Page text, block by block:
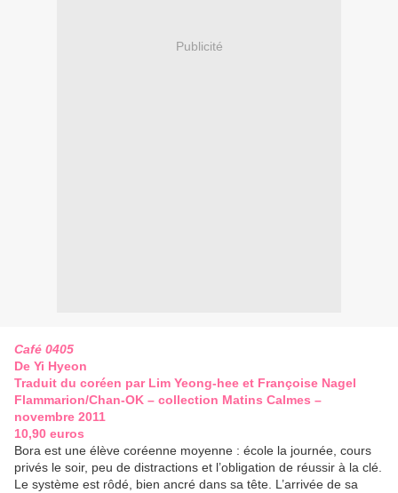
Publicité
Café 0405
De Yi Hyeon
Traduit du coréen par Lim Yeong-hee et Françoise Nagel
Flammarion/Chan-OK – collection Matins Calmes –
novembre 2011
10,90 euros
Bora est une élève coréenne moyenne : école la journée, cours
privés le soir, peu de distractions et l’obligation de réussir à la clé.
Le système est rôdé, bien ancré dans sa tête. L’arrivée de sa